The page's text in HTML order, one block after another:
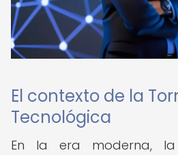
El contexto de la
Tecnológica
En la era moderna,